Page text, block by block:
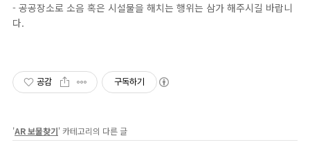
- 공공장소로 소음 혹은 시설물을 해치는 행위는 삼가 해주시길 바랍니
다.
공감 구독하기
'AR 보물찾기' 카테고리의 다른 글